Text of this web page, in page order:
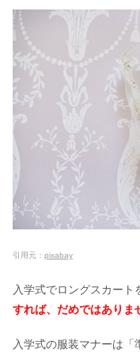
引用元： pixabay
入学式でロングスカート
すれば、だめではありま
入学式の服装マナーは「